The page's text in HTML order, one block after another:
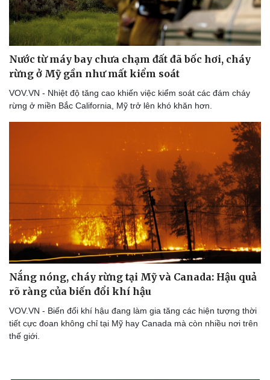
check-in
Podcast
Câu chuyện thời sự
Đọc truyện đêm khuya
Cửa sổ tình yêu
Kể chuyện cho bé
Hạt giống tâm hồn
Nước từ máy bay chưa chạm đất đã bốc hơi, cháy
rừng ở Mỹ gần như mất kiểm soát
VOV.VN - Nhiệt độ tăng cao khiến việc kiểm soát các đám cháy
rừng ở miền Bắc California, Mỹ trở lên khó khăn hơn.
Nắng nóng, cháy rừng tại Mỹ và Canada: Hậu quả
rõ ràng của biến đổi khí hậu
VOV.VN - Biến đổi khí hậu đang làm gia tăng các hiện tượng thời
tiết cực đoan không chỉ tại Mỹ hay Canada mà còn nhiều nơi trên
thế giới.